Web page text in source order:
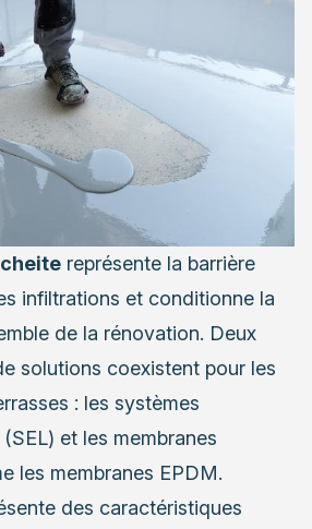
représente la barrière
infiltrations et conditionne la
de la rénovation. Deux
solutions coexistent pour les
: les systèmes
et les membranes
les membranes EPDM.
des caractéristiques